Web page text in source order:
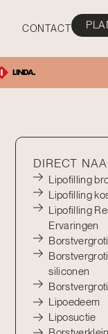
CONTACT
DIRECT
Lipofilling
Lipofilling
Lipofilling
Ervaringen
siliconen
Lipoedeem
Liposuctie